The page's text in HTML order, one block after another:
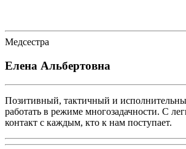
Медсестра
Елена Альбертовна
Позитивный, тактичный и
работать в режиме многозадачности. С
контакт с каждым, кто к нам поступает.